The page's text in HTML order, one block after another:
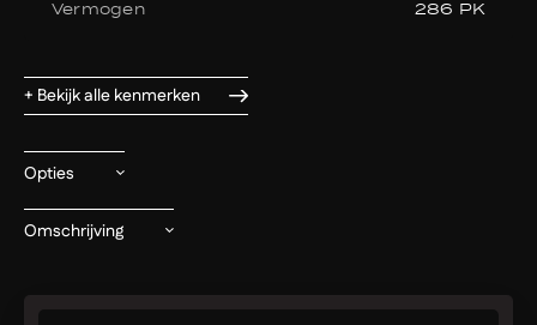
Vermogen 286 PK
+ Bekijk alle kenmerken
Opties
Omschrijving